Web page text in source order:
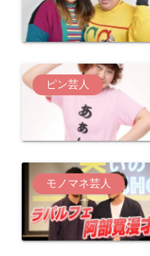
ピン芸人
モノマネ芸人